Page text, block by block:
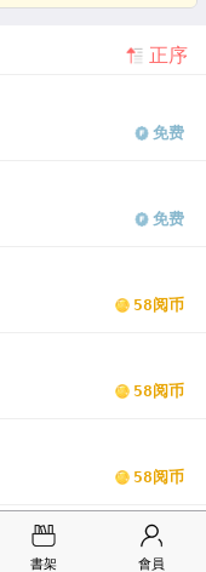
正序
免费
免费
58阅币
58阅币
58阅币
58阅币
書架 會員